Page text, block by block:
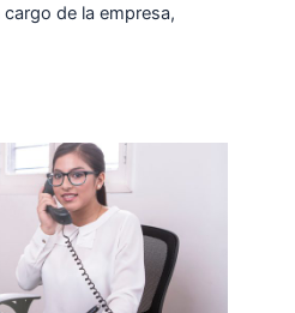
de la empresa,